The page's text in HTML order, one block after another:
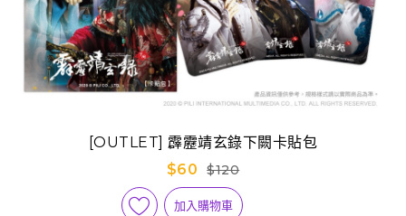
[OUTLET] 霹靂靖玄錄下闕卡貼包
$60
$120
加入購物車